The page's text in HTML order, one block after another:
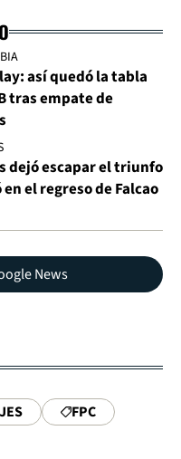
así quedó la tabla
tras empate de
dejó escapar el triunfo
el regreso de Falcao
News
FPC